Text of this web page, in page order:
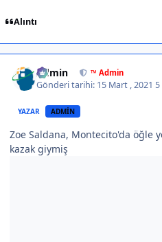
Alıntı
Admin ™ Admin
Gönderi tarihi: 15 Mart , 2021 5
YAZAR ADMIN
Zoe Saldana, Montecito'da öğle
kazak giymiş